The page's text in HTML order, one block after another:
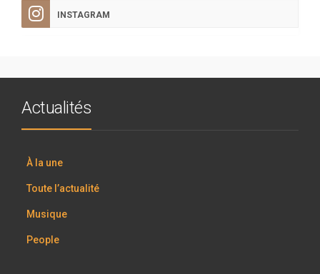
INSTAGRAM
Actualités
À la une
Toute l’actualité
Musique
People